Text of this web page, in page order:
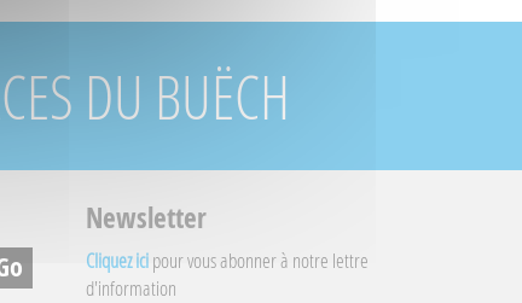
DU BUËCH
Newsletter
Cliquez icipour vous abonner à notre lettre
d'information